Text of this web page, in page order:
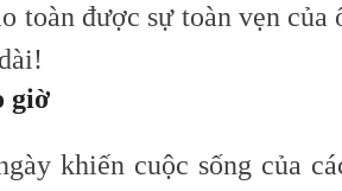
toàn được sự toàn vẹn của
giờ
khiến cuộc sống của